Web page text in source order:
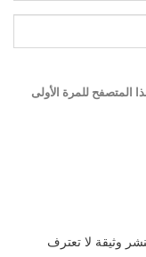
المتصفح للمرة الأولى
وثيقة لا تعترف